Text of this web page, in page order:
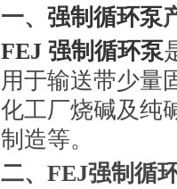
一、 强制循环泵
FEJ 强制循环泵
用于输送带少量
化工厂烧碱及纯
制造等。
二、 FEJ强制循